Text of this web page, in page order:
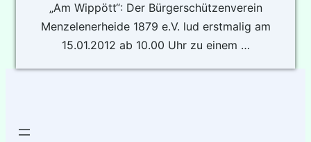
„Am Wippött“: Der Bürgerschützenverein
Menzelenerheide 1879 e.V. lud erstmalig am
15.01.2012 ab 10.00 Uhr zu einem …